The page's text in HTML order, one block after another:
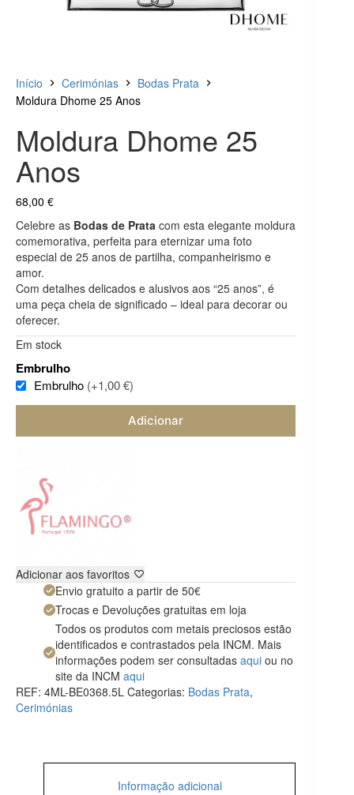
Início Cerimónias
Bodas Prata
Moldura Dhome 25 Anos
Moldura Dhome 25
Anos
68,00 €
Celebre as Bodas de Prata com esta elegante moldura
comemorativa, perfeita para eternizar uma foto
especial de 25 anos de partilha, companheirismo e
amor.
Com detalhes delicados e alusivos aos “25 anos”, é
uma peça cheia de significado – ideal para decorar ou
oferecer.
Em stock
Embrulho
Embrulho (+1,00 €)
Adicionar
Adicionar aos favoritos
Envio gratuito a partir de 50€
Trocas e Devoluções gratuitas em loja
Todos os produtos com metais preciosos estão
identificados e contrastados pela INCM. Mais
informações podem ser consultadas aqui ou no
site da INCM aqui
REF: 4ML-BE0368.5L Categorias: Bodas Prata,
Cerimónias
Informação adicional